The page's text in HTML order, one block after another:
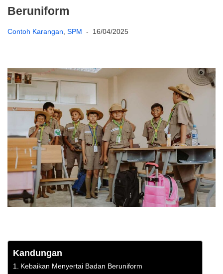
Beruniform
Contoh Karangan, SPM 16/04/2025
Kandungan
Kebaikan Menyertai Badan Beruniform